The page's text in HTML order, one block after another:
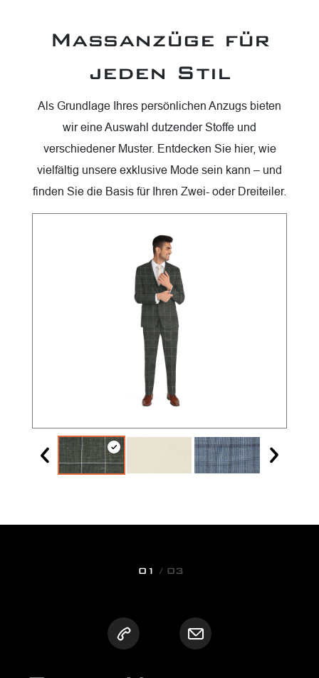
Massanzüge für
jeden Stil
Als Grundlage Ihres persönlichen Anzugs bieten
wir eine Auswahl dutzender Stoffe und
verschiedener Muster. Entdecken Sie hier, wie
vielfältig unsere exklusive Mode sein kann – und
finden Sie die Basis für Ihren Zwei- oder Dreiteiler.
01 / 03